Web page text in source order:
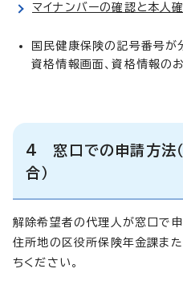
マイナンバーの確認と本人
国民健康保険の記号番号が
資格情報画面、資格情報のお
4 窓口での申請方法
合）
解除希望者の代理人が窓口で
住所地の区役所保険年金課ま
ちください。